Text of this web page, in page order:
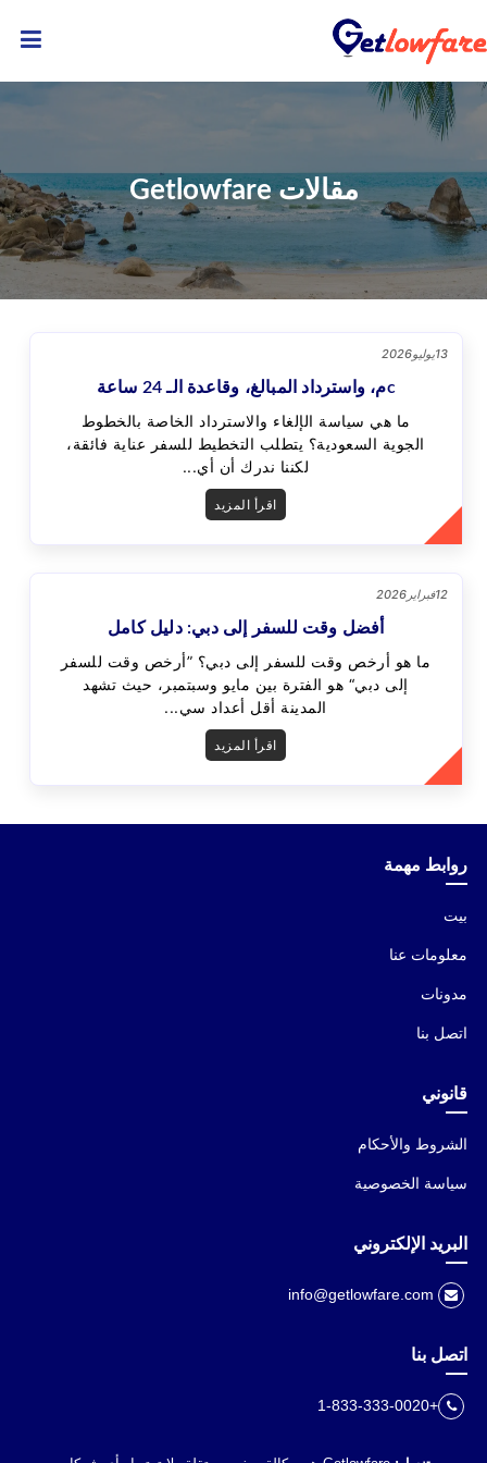
بيت
معلومات
مدونات
اتصل
مقالات Getlowfare
13يوليو2026
cم، واسترداد المبالغ، وقاعدة الـ 24 ساعة
ما هي سياسة الإلغاء والاسترداد الخاصة بالخطوط
الجوية السعودية؟ يتطلب التخطيط للسفر عناية فائقة،
لكننا ندرك أن أي...
اقرأ المزيد
12فبراير 2026
أفضل وقت للسفر إلى دبي: دليل كامل
ما هو أرخص وقت للسفر إلى دبي؟ ”أرخص وقت للسفر
إلى دبي“ هو الفترة بين مايو وسبتمبر، حيث تشهد
المدينة أقل أعداد سي...
اقرأ المزيد
روابط مهمة
بيت
معلومات عنا
مدونات
اتصل بنا
قانوني
الشروط والأحكام
سياسة الخصوصية
البريد الإلكتروني
info@getlowfare.com
اتصل بنا
+1-833-333-0020